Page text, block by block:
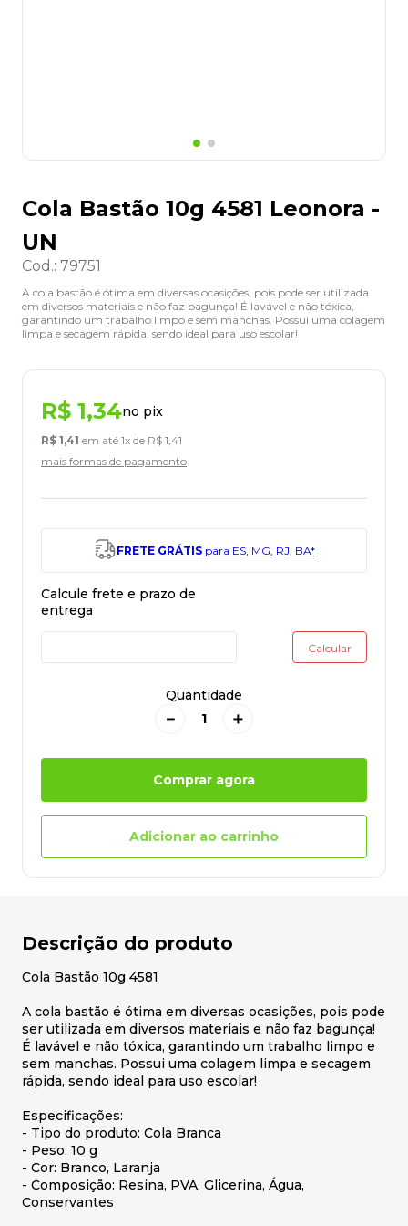
Cola Bastão 10g 4581 Leonora -
UN
Cod.: 79751
A cola bastão é ótima em diversas ocasições, pois pode ser utilizada
em diversos materiais e não faz bagunça! É lavável e não tóxica,
garantindo um trabalho limpo e sem manchas. Possui uma colagem
limpa e secagem rápida, sendo ideal para uso escolar!
R$ 1,34no pix
R$ 1,41 em até 1x de R$ 1,41
mais formas de pagamento
FRETE GRÁTISpara ES, MG, RJ, BA*
Quantidade
＋
－
Comprar agora
Adicionar ao carrinho
Descrição do produto
Cola Bastão 10g 4581
A cola bastão é ótima em diversas ocasições, pois pode
ser utilizada em diversos materiais e não faz bagunça!
É lavável e não tóxica, garantindo um trabalho limpo e
sem manchas. Possui uma colagem limpa e secagem
rápida, sendo ideal para uso escolar!
Especificações:
- Tipo do produto: Cola Branca
- Peso: 10 g
- Cor: Branco, Laranja
- Composição: Resina, PVA, Glicerina, Água,
Conservantes